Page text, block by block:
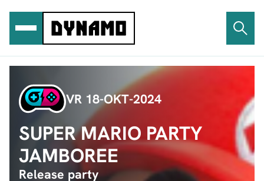
inhoud
VR 18-OKT-2024
SUPER MARIO PARTY
JAMBOREE
Release party